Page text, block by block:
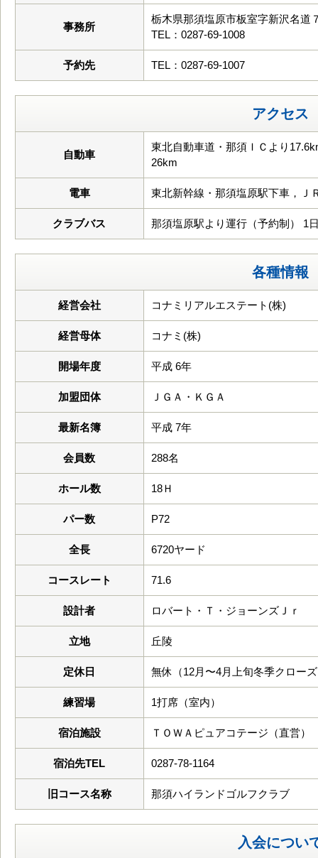
事務所
栃木県那須塩原市板室字新沢名道
TEL：0287-69-1008
予約先 TEL：0287-69-1007
アクセス
自動車
東北自動車道・那須ＩＣより
26km
電車 東北新幹線・那須塩原駅下車，Ｊ
クラブバス 那須塩原駅より運行（予約制） 1
各種情報
経営会社 コナミリアルエステート(株)
経営母体 コナミ(株)
開場年度 平成 6年
加盟団体 ＪＧＡ・ＫＧＡ
最新名簿 平成 7年
会員数 288名
ホール数 18Ｈ
パー数 P72
全長 6720ヤード
コースレート 71.6
設計者 ロバート・Ｔ・ジョーンズＪｒ
立地 丘陵
定休日 無休（12月〜4月上旬冬季クロー
練習場 1打席（室内）
宿泊施設 ＴＯＷＡピュアコテージ（直営）
宿泊先TEL 0287-78-1164
旧コース名称 那須ハイランドゴルフクラブ
入会につい